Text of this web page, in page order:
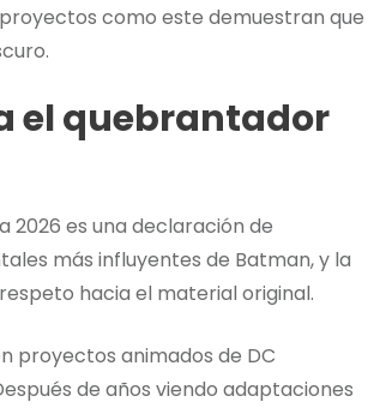
como este demuestran que
el quebrantador
2026 es una declaración de
más influyentes de Batman, y la
hacia el material original.
proyectos animados de DC
de años viendo adaptaciones